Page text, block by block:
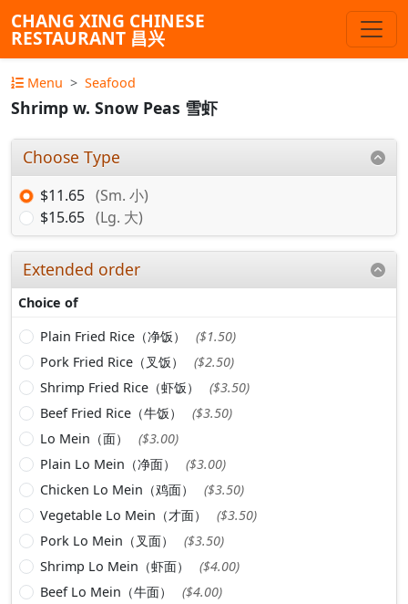
CHANG XING CHINESE
RESTAURANT 昌兴
Menu Seafood
Shrimp w. Snow Peas 雪虾
Choose Type
$11.65 (Sm. 小)
$15.65 (Lg. 大)
Extended order
Choice of
Plain Fried Rice（净饭）
($1.50)
Pork Fried Rice（叉饭）
($2.50)
Shrimp Fried Rice（虾饭）
($3.50)
Beef Fried Rice（牛饭）
($3.50)
Lo Mein（面）
($3.00)
Plain Lo Mein（净面）
($3.00)
Chicken Lo Mein（鸡面）
($3.50)
Vegetable Lo Mein（才面）
($3.50)
Pork Lo Mein（叉面）
($3.50)
Shrimp Lo Mein（虾面）
($4.00)
Beef Lo Mein（牛面）
($4.00)